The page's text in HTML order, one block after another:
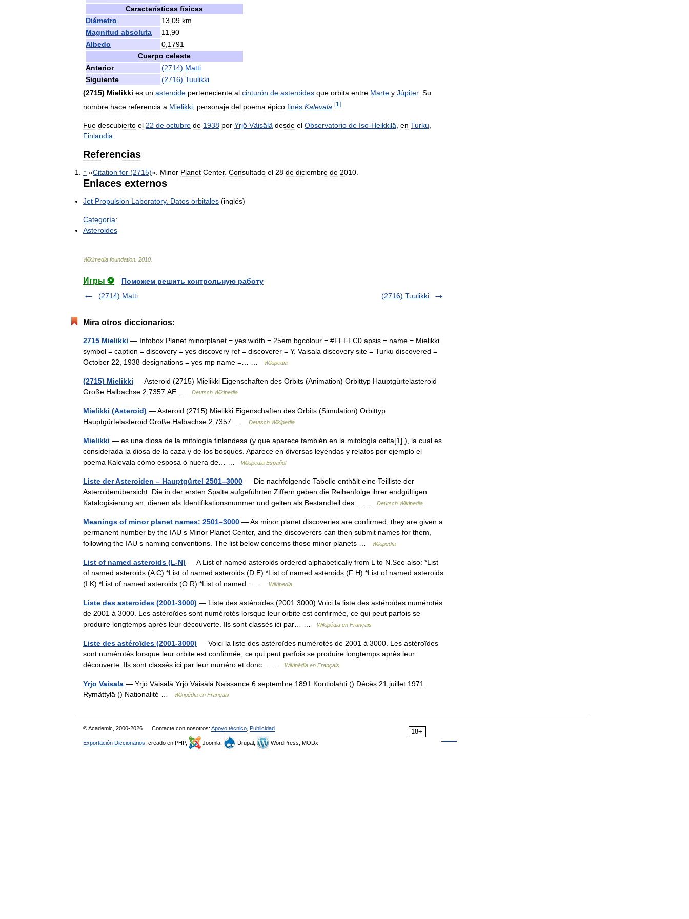
Características físicas
Diámetro
13 09 km
Magnitud absoluta 11 90
Albedo
0 1791
Cuerpo celeste
Anterior
(2714) Matti
Siguiente
(2716) Tuulikki
(2715) Mielikki es un asteroide perteneciente al cinturón de asteroides que orbita entre Marte y Júpiter. Su
nombre hace referencia a Mielikki personaje del poema épico finés Kalevala [1 ]
Fue descubierto el 22 de octubre de 1938 por Yrjö Väisälä desde el Observatorio de Iso-Heikkilä en Turku
Finlandia
Referencias
↑ «Citation for (2715)». Minor Planet Center. Consultado el 28 de diciembre de 2010
Enlaces externos
Jet Propulsion Laboratory. Datos orbitales (inglés)
Categoría:
Asteroides
Wikimedia foundation 2010
Игры ⚽
Поможем решить контрольную работу
(2714) Matti
(2716) Tuulikki
Mira otros diccionarios:
2715 Mielikki — Infobox Planet minorplanet = yes width = 25em bgcolour = #FFFFC0 apsis = name = Mielikki
symbol = caption = discovery = yes discovery ref = discoverer = Y. Vaisala discovery site = Turku discovered =
October 22, 1938 designations = yes mp name =… …
Wikipedia
(2715) Mielikki — Asteroid (2715) Mielikki Eigenschaften des Orbits (Animation) Orbittyp Hauptgürtelasteroid
Große Halbachse 2,7357 AE …
Deutsch Wikipedia
Mielikki (Asteroid) — Asteroid (2715) Mielikki Eigenschaften des Orbits (Simulation) Orbittyp
Hauptgürtelasteroid Große Halbachse 2,7357 …
Deutsch Wikipedia
Mielikki — es una diosa de la mitología finlandesa (y que aparece también en la mitología celta[1] ), la cual es
considerada la diosa de la caza y de los bosques. Aparece en diversas leyendas y relatos por ejemplo el
poema Kalevala cómo esposa ó nuera de… …
Wikipedia Español
Liste der Asteroiden – Hauptgürtel 2501–3000 — Die nachfolgende Tabelle enthält eine Teilliste der
Asteroidenübersicht. Die in der ersten Spalte aufgeführten Ziffern geben die Reihenfolge ihrer endgültigen
Katalogisierung an, dienen als Identifikationsnummer und gelten als Bestandteil des… …
Deutsch Wikipedia
Meanings of minor planet names: 2501–3000 — As minor planet discoveries are confirmed, they are given a
permanent number by the IAU s Minor Planet Center, and the discoverers can then submit names for them,
following the IAU s naming conventions. The list below concerns those minor planets …
Wikipedia
List of named asteroids (L-N) — A List of named asteroids ordered alphabetically from L to N.See also: *List
of named asteroids (A C) *List of named asteroids (D E) *List of named asteroids (F H) *List of named asteroids
(I K) *List of named asteroids (O R) *List of named… …
Wikipedia
Liste des asteroides (2001-3000) — Liste des astéroïdes (2001 3000) Voici la liste des astéroïdes numérotés
de 2001 à 3000. Les astéroïdes sont numérotés lorsque leur orbite est confirmée, ce qui peut parfois se
produire longtemps après leur découverte. Ils sont classés ici par… …
Wikipédia en Français
Liste des astéroïdes (2001-3000) — Voici la liste des astéroïdes numérotés de 2001 à 3000. Les astéroïdes
sont numérotés lorsque leur orbite est confirmée, ce qui peut parfois se produire longtemps après leur
découverte. Ils sont classés ici par leur numéro et donc… …
Wikipédia en Français
Yrjo Vaisala — Yrjö Väisälä Yrjö Väisälä Naissance 6 septembre 1891 Kontiolahti () Décès 21 juillet 1971
Rymättylä () Nationalité …
Wikipédia en Français
18+
© Academic, 2000-2026 Contacte con nosotros: Apoyo técnico Publicidad
Exportación Diccionarios , creado en PHP, Joomla, Drupal, WordPress, MODx.